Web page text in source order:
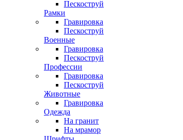
Пескоструй
Рамки
Гравировка
Пескоструй
Военные
Гравировка
Пескоструй
Профессии
Гравировка
Пескоструй
Животные
Гравировка
Одежда
На гранит
На мрамор